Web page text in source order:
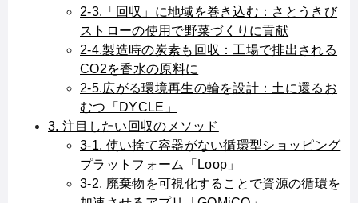
2-3.「回収」に地域を巻き込む：さとうきび
ストローの使用で野菜づくりに貢献
2-4.製造時の炭素も回収：工場で排出される
CO2を香水の原料に
2-5.広がる環境再生の輪を設計：土に還るお
むつ「DYCLE」
3. 注目したい回収のメソッド
3-1. 使い捨て容器がない循環型ショッピング
プラットフォーム「Loop」
3-2. 廃棄物を可視化することで資源の循環を